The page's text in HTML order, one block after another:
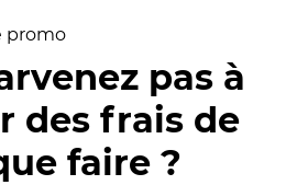
promo
pas à
des frais de
faire ?